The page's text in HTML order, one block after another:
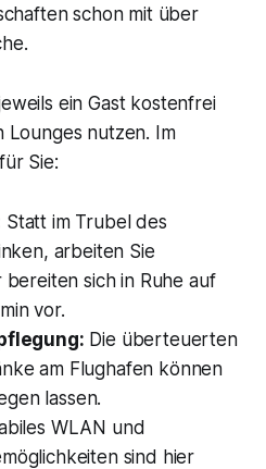
schon mit über
ein Gast kostenfrei
Lounges nutzen. Im
Sie:
Statt im Trubel des
arbeiten Sie
sich in Ruhe auf
vor.
Die überteuerten
am Flughafen können
lassen.
WLAN und
sind hier